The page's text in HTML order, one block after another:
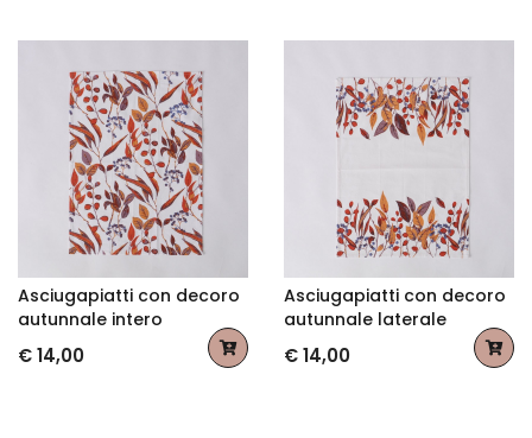
Asciugapiatti con decoro
autunnale intero
€ 14,00
Asciugapiatti con decoro
autunnale laterale
€ 14,00